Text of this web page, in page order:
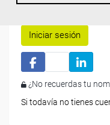
Iniciar sesión
¿No recuerdas tu
Si todavía no tienes